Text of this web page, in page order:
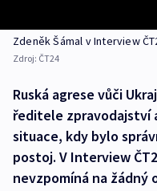
Zdeněk Šámal v Interview
Zdroj: ČT24
Ruská agrese vůči
ředitele zpravodajství
situace, kdy bylo
postoj. V Interview
nevzpomíná na žádný